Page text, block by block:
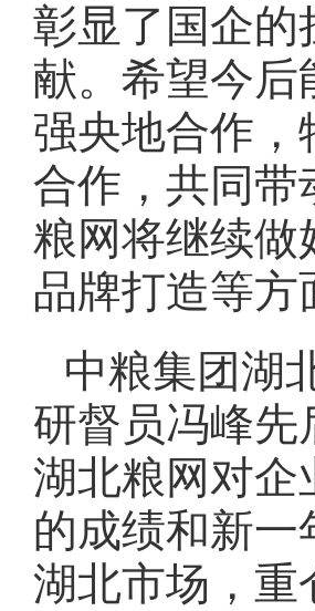
彰显了国企的
献。希望今后
强央地合作，
合作，共同带
粮网将继续做
品牌打造等方
中粮集团湖
研督员冯峰先
湖北粮网对企
的成绩和新
湖北市场，重